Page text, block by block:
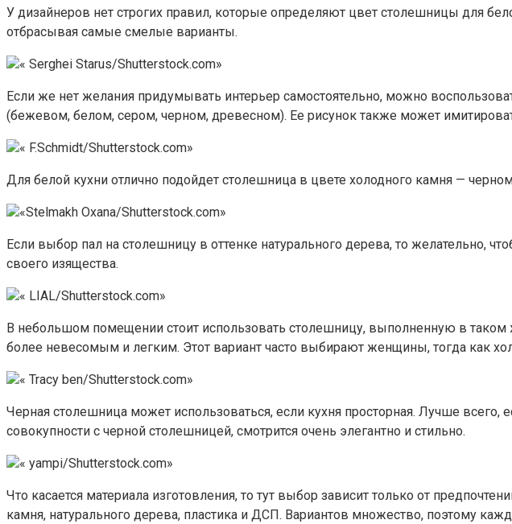
У дизайнеров нет строгих правил, которые определяют цвет столешницы для
отбрасывая самые смелые варианты.
« Serghei Starus/Shutterstock.com»
Если же нет желания придумывать интерьер самостоятельно, можно
(бежевом, белом, сером, черном, древесном). Ее рисунок также может
« F.Schmidt/Shutterstock.com»
Для белой кухни отлично подойдет столешница в цвете холодного камня —
«Stelmakh Oxana/Shutterstock.com»
Если выбор пал на столешницу в оттенке натурального дерева, то желательно,
своего изящества.
« LIAL/Shutterstock.com»
В небольшом помещении стоит использовать столешницу, выполненную в
более невесомым и легким. Этот вариант часто выбирают женщины, тогда как
« Tracy ben/Shutterstock.com»
Черная столешница может использоваться, если кухня просторная. Лучше
совокупности с черной столешницей, смотрится очень элегантно и стильно.
« yampi/Shutterstock.com»
Что касается материала изготовления, то тут выбор зависит только от
камня, натурального дерева, пластика и ДСП. Вариантов множество, поэтому